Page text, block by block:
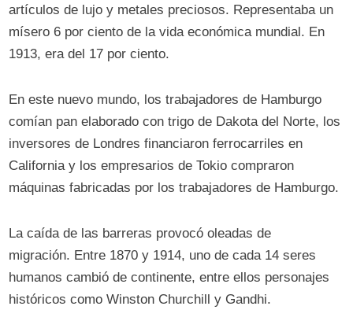
artículos de lujo y metales preciosos. Representaba un
mísero 6 por ciento de la vida económica mundial. En
1913, era del 17 por ciento.
En este nuevo mundo, los trabajadores de Hamburgo
comían pan elaborado con trigo de Dakota del Norte, los
inversores de Londres financiaron ferrocarriles en
California y los empresarios de Tokio compraron
máquinas fabricadas por los trabajadores de Hamburgo.
La caída de las barreras provocó oleadas de
migración. Entre 1870 y 1914, uno de cada 14 seres
humanos cambió de continente, entre ellos personajes
históricos como Winston Churchill y Gandhi.